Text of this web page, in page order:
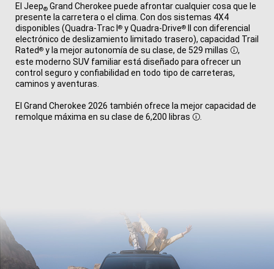
El Jeep® Grand Cherokee puede afrontar cualquier cosa que le
presente la carretera o el clima. Con dos sistemas 4X4
disponibles (Quadra-Trac I ® y Quadra-Drive®
II con diferencial
electrónico de deslizamiento limitado trasero), capacidad Trail
Rated® y la mejor autonomía de su clase, de 529 millas
Disclosure
,
este moderno SUV familiar está diseñado para ofrecer un
control seguro y confiabilidad en todo tipo de carreteras,
caminos y aventuras.
El Grand Cherokee 2026 también ofrece la mejor capacidad de
remolque máxima en su clase de 6,200 libras
Disclosure